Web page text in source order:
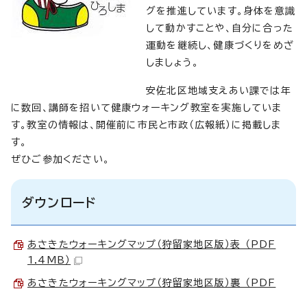
グを推進しています。身体を意識
して動かすことや、自分に合った
運動を継続し、健康づくりをめざ
しましょう。
安佐北区地域支えあい課では年
に数回、講師を招いて健康ウォーキング教室を実施していま
す。教室の情報は、開催前に市民と市政（広報紙）に掲載しま
す。
ぜひご参加ください。
ダウンロード
あさきたウォーキングマップ（狩留家地区版）表 （PDF
1.4MB）
あさきたウォーキングマップ（狩留家地区版）裏 （PDF